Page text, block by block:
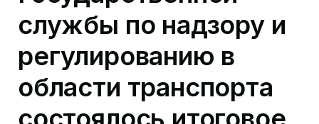
службы по надзору и
регулированию в
области транспорта